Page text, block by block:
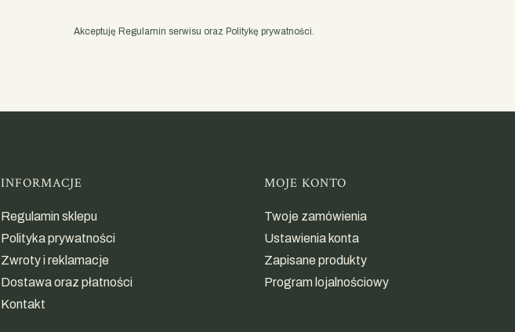
Akceptuję Regulamin serwisu oraz Politykę prywatności.
Linki w stopce
INFORMACJE
Regulamin sklepu
Polityka prywatności
Zwroty i reklamacje
Dostawa oraz płatności
Kontakt
MOJE KONTO
Twoje zamówienia
Ustawienia konta
Zapisane produkty
Program lojalnościowy